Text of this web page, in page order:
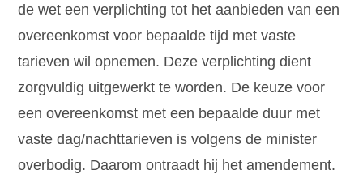
de wet een verplichting tot het aanbieden van een
overeenkomst voor bepaalde tijd met vaste
tarieven wil opnemen. Deze verplichting dient
zorgvuldig uitgewerkt te worden. De keuze voor
een overeenkomst met een bepaalde duur met
vaste dag/nachttarieven is volgens de minister
overbodig. Daarom ontraadt hij het amendement.